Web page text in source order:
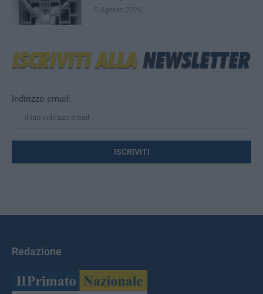
Indirizzo email:
5 Agosto 2026
Redazione